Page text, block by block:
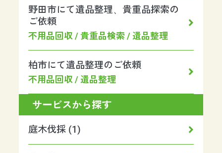
野田市にて遺品整理、貴重品探索の
ご依頼
不用品回収 / 貴重品検索 / 遺品整理
柏市にて遺品整理のご依頼
不用品回収 / 遺品整理
サービスから探す
庭木伐採 (1)